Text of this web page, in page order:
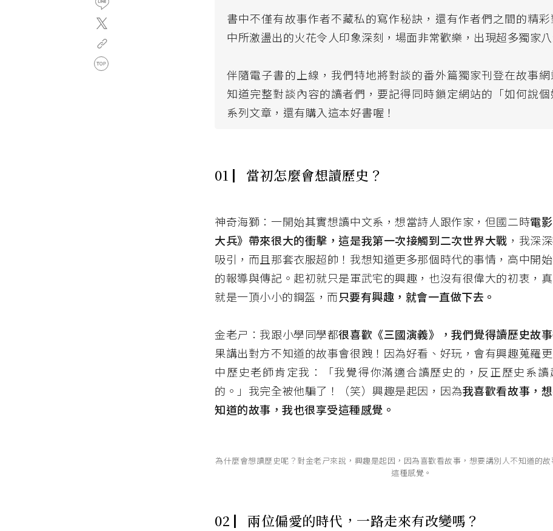
書中不僅有故事作者不藏私的寫作秘訣，還有作者們之間的精
中所激盪出的火花令人印象深刻，場面非常歡樂，出現超多獨家八
伴隨電子書的上線，我們特地將對談的番外篇獨家刊登在故事
知道完整對談內容的讀者們，要記得同時鎖定網站的「如何說個
系列文章，還有購入這本好書喔！
01 ▏ 當初怎麼會想讀歷史？
神奇海獅：一開始其實想讀中文系，想當詩人跟作家，但國二時電
大兵》帶來很大的衝擊，這是我第一次接觸到二次世界大戰 ，我深
吸引，而且那套衣服超帥！我想知道更多那個時代的事情，高中開
的報導與傳記。起初就只是軍武宅的興趣，也沒有很偉大的初衷，真
就是一頂小小的鋼盔，而只要有興趣，就會一直做下去。
金老ㄕ：我跟小學同學都很喜歡《三國演義》，我們覺得讀歷史故事
果講出對方不知道的故事會很跩！因為好看、好玩，會有興趣蒐羅
中歷史老師肯定我：「我覺得你滿適合讀歷史的，反正歷史系讀
的。」我完全被他騙了！（笑）興趣是起因，因為我喜歡看故事，
知道的故事，我也很享受這種感覺。
為什麼會想讀歷史呢？對金老ㄕ來說，興趣是起因，因為喜歡看故事，想要講別人不知道的
這種感覺。
02 ▏兩位偏愛的時代，一路走來有改變嗎？